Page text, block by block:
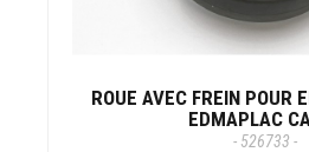
ROUE AVEC FREIN POUR
EDMAPLAC
- 526733 -